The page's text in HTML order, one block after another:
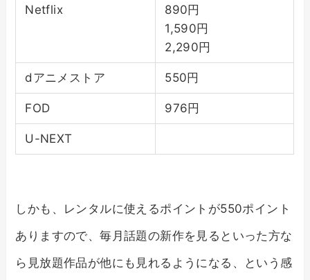
Netflix
890円
1,590円
2,290円
dアニメストア 550円
FOD 976円
U-NEXT
しかも、レンタルに使えるポイントが550ポイント
ありますので、毎月話題の新作を見るといった方な
ら見放題作品が他にも見れるようになる、という感